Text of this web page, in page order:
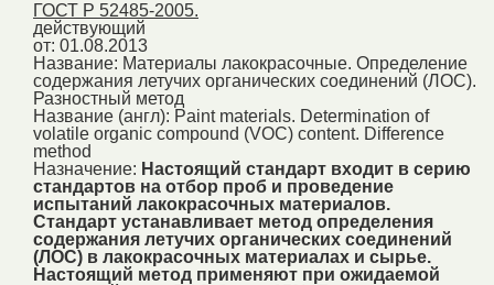
ГОСТ Р 52485-2005.
действующий
от: 01.08.2013
Название: Материалы лакокрасочные. Определение
содержания летучих органических соединений (ЛОС).
Разностный метод
Название (англ): Paint materials. Determination of
volatile organic compound (VOC) content. Difference
method
Назначение: Настоящий стандарт входит в серию
стандартов на отбор проб и проведение
испытаний лакокрасочных материалов.
Стандарт устанавливает метод определения
содержания летучих органических соединений
(ЛОС) в лакокрасочных материалах и сырье.
Настоящий метод применяют при ожидаемой